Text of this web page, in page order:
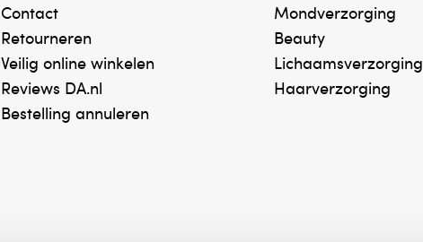
Contact
Retourneren
Veilig online winkelen
Reviews DA.nl
Bestelling annuleren
Mondverzorging
Beauty
Lichaamsverzorging
Haarverzorging